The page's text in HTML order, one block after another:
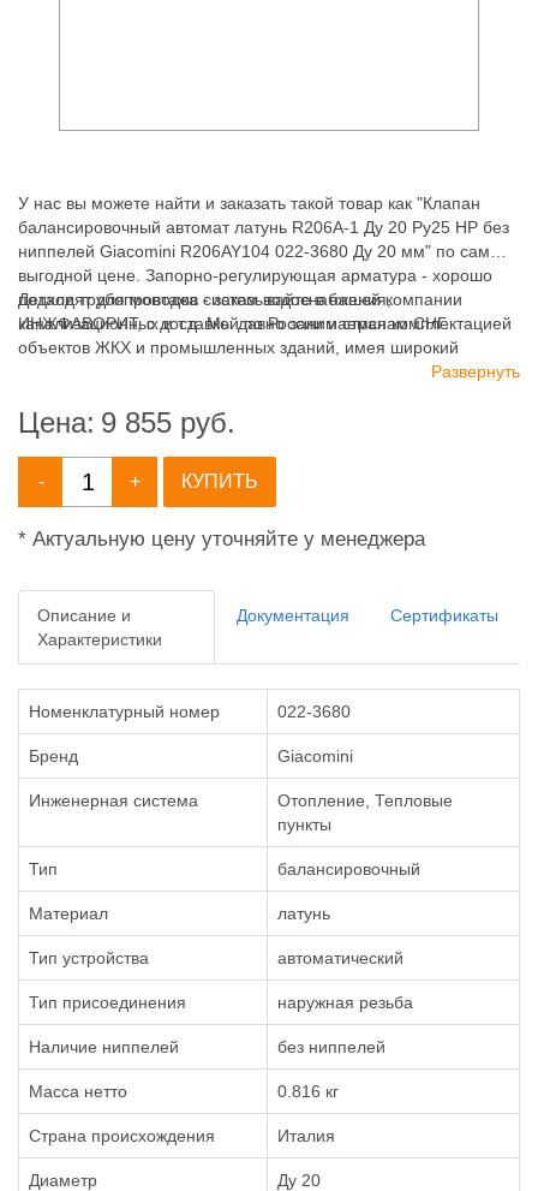
У нас вы можете найти и заказать такой товар как "Клапан
балансировочный автомат латунь R206A-1 Ду 20 Ру25 НР без
ниппелей Giacomini R206AY104 022-3680 Ду 20 мм" по самой
выгодной цене. Запорно-регулирующая арматура - хорошо
подходят для монтажа систем водоснабжения,
канализационных и т.д. Мы давно занимаемся комплектацией
объектов ЖКХ и промышленных зданий, имея широкий
Детали трубопроводов - заказывайте в нашей компании
ИНЖФАВОРИТ, с доставкой по России и странам СНГ.
Развернуть
Цена: 9 855 руб.
- + КУПИТЬ
* Актуальную цену уточняйте у менеджера
Описание и
Характеристики
Документация Сертификаты
Номенклатурный номер 022-3680
Бренд Giacomini
Инженерная система
Отопление, Тепловые
пункты
Тип балансировочный
Материал латунь
Тип устройства автоматический
Тип присоединения наружная резьба
Наличие ниппелей без ниппелей
Масса нетто 0.816 кг
Страна происхождения Италия
Диаметр Ду 20